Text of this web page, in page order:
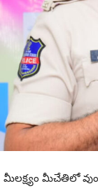
మీలక్ష్యం మీచేతిలో